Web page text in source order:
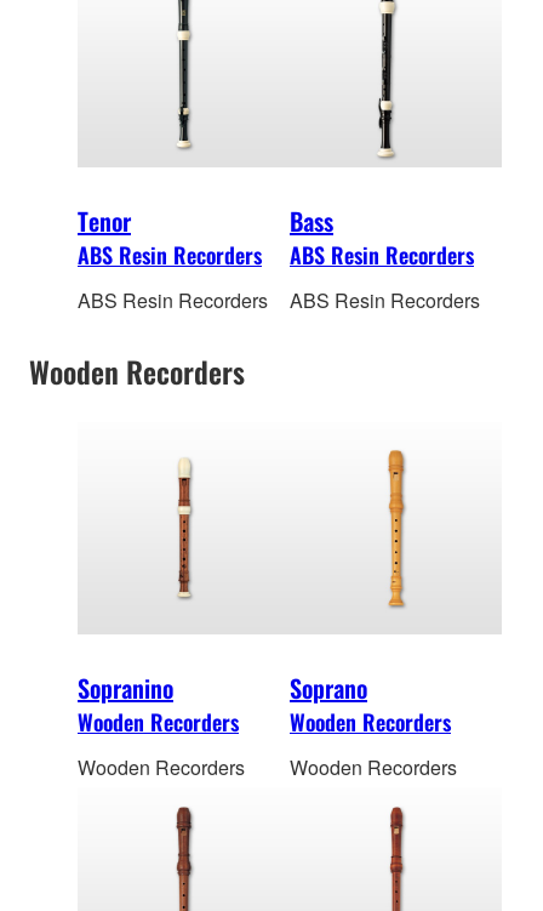
Tenor
ABS Resin Recorders
ABS Resin Recorders
Bass
ABS Resin Recorders
ABS Resin Recorders
Wooden Recorders
Sopranino
Wooden Recorders
Wooden Recorders
Soprano
Wooden Recorders
Wooden Recorders